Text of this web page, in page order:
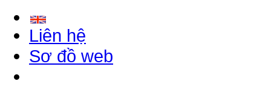
Liên hệ
Sơ đồ web